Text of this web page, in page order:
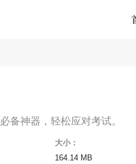
备神器，轻松应对考试。
大小：
164.14 MB